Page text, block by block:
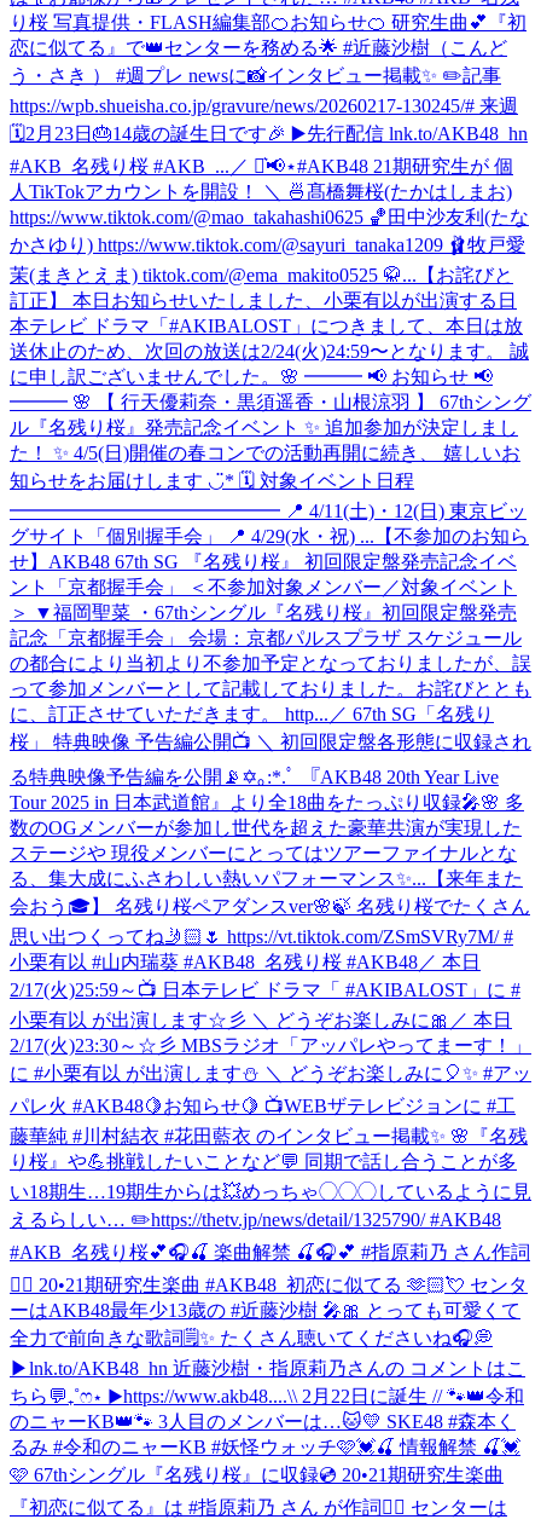
り桜 写真提供・FLASH編集部🍊お知らせ🍊 研究生曲💕『初
恋に似てる』で👑センターを務める🌟 #近藤沙樹（こんど
う・さき ） #週プレ newsに📸インタビュー掲載✨ ✏️記事
https://wpb.shueisha.co.jp/gravure/news/20260217-130245/# 来週
🗓2月23日🎂14歳の誕生日です🎉 ▶️先行配信 lnk.to/AKB48_hn
#AKB_名残り桜 #AKB_... ／ ⋆͛📢⋆#AKB48 21期研究生が 個
人TikTokアカウントを開設！ ＼ 🍜髙橋舞桜(たかはしまお)
https://www.tiktok.com/@mao_takahashi0625 🏀田中沙友利(たな
かさゆり) https://www.tiktok.com/@sayuri_tanaka1209 🩰牧戸愛
茉(まきとえま) tiktok.com/@ema_makito0525 🥋... 【お詫びと
訂正】 本日お知らせいたしました、小栗有以が出演する日
本テレビ ドラマ「#AKIBALOST」につきまして、本日は放
送休止のため、次回の放送は2/24(火)24:59〜となります。 誠
に申し訳ございませんでした。 🌸 ━━━ 📢 お知らせ 📢
━━━ 🌸 【 行天優莉奈・黒須遥香・山根涼羽 】 67thシング
ル『名残り桜』発売記念イベント ✨ 追加参加が決定しまし
た！ ✨ 4/5(日)開催の春コンでの活動再開に続き、 嬉しいお
知らせをお届けします ◡̈* 🗓 対象イベント日程
━━━━━━━━━━━━━━ 📍 4/11(土)・12(日) 東京ビッ
グサイト「個別握手会」 📍 4/29(水・祝) ... 【不参加のお知ら
せ】AKB48 67th SG 『名残り桜』 初回限定盤発売記念イベ
ント「京都握手会」 ＜不参加対象メンバー／対象イベント
＞ ▼福岡聖菜 ・67thシングル『名残り桜』初回限定盤発売
記念「京都握手会」 会場：京都パルスプラザ スケジュール
の都合により当初より不参加予定となっておりましたが、誤
って参加メンバーとして記載しておりました。お詫びととも
に、訂正させていただきます。 http... ／ 67th SG「名残り
桜」 特典映像 予告編公開📺 ＼ 初回限定盤各形態に収録され
る特典映像予告編を公開📡✡｡:*.ﾟ 『AKB48 20th Year Live
Tour 2025 in 日本武道館』より全18曲をたっぷり収録🎤🌸 多
数のOGメンバーが参加し世代を超えた豪華共演が実現した
ステージや 現役メンバーにとってはツアーファイナルとな
る、集大成にふさわしい熱いパフォーマンス✨... 【来年また
会おう🎓】 名残り桜ペアダンスver🌸🍃 名残り桜でたくさん
思い出つくってね🤳🏻🌷 https://vt.tiktok.com/ZSmSVRy7M/ #
小栗有以 #山内瑞葵 #AKB48_名残り桜 #AKB48／ 本日
2/17(火)25:59～📺 日本テレビ ドラマ「 #AKIBALOST」に #
小栗有以 が出演します☆彡 ＼ どうぞお楽しみに🎀 ／ 本日
2/17(火)23:30～☆彡 MBSラジオ「アッパレやってまーす！」
に #小栗有以 が出演します⛄ ＼ どうぞお楽しみに🎈✨ #アッ
パレ火 #AKB48🍋お知らせ🍋 📺WEBザテレビジョンに #工
藤華純 #川村結衣 #花田藍衣 のインタビュー掲載✨ 🌸『名残
り桜』や💪挑戦したいことなど💬 同期で話し合うことが多
い18期生…19期生からは💥めっちゃ◯◯◯しているように見
えるらしい… ✏️https://thetv.jp/news/detail/1325790/ #AKB48
#AKB_名残り桜💕🎧🍒 楽曲解禁 🍒🎧💕 #指原莉乃 さん作詞
✍🏻 20•21期研究生楽曲 #AKB48_初恋に似てる 🫶🏻💘 センタ
ーはAKB48最年少13歳の #近藤沙樹 🎤🎀 とっても可愛くて
全力で前向きな歌詞🗒️✨ たくさん聴いてくださいね🎧💭
▶︎lnk.to/AKB48_hn 近藤沙樹・指原莉乃さんの コメントはこ
ちら💬₊˚ෆ⋆ ▶︎https://www.akb48....\\ 2月22日に誕生 // 🐾👑令和
のニャーKB👑🐾 3人目のメンバーは…🐱💛 SKE48 #森本く
るみ #令和のニャーKB #妖怪ウォッチ🩷💓🍒 情報解禁 🍒💓
🩷 67thシングル『名残り桜』に収録💿 20•21期研究生楽曲
『初恋に似てる』は #指原莉乃 さん が作詞✍🏻 センターは